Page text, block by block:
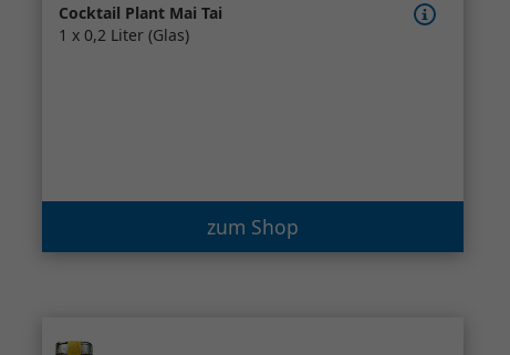
Cocktail Plant Mai Tai
1 x 0,2 Liter (Glas)
zum Shop